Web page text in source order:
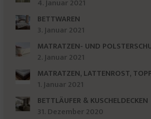
4. Januar 2021
BETTWAREN
3. Januar 2021
MATRATZEN- UND
2. Januar 2021
MATRATZEN, LATTENROST,
1. Januar 2021
BETTLÄUFER & KUSCHELDECKEN
31. Dezember 2020